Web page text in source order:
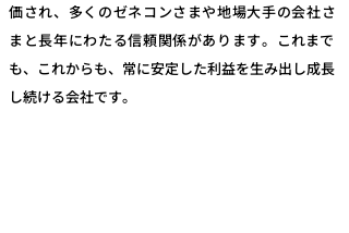
価され、多くのゼネコンさまや地場大手の会社さ
まと長年にわたる信頼関係があります。 これまで
も、これからも、常に安定した利益を生み出し成長
し続ける会社です。